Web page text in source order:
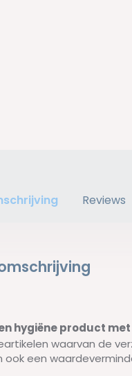
Reviews
hygiëne product
waarvan de
ook een